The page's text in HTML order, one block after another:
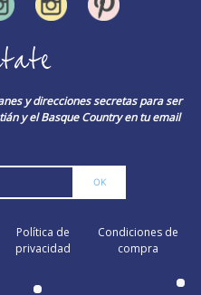
y direcciones secretas para ser
y el Basque Country en tu email
Política de
privacidad
Condiciones de
compra